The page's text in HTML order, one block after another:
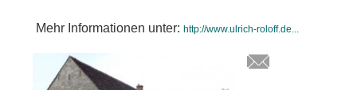
Mehr Informationen unter: http://www.ulrich-roloff.de...